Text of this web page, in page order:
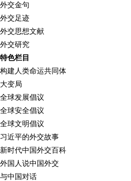
外交金句
外交足迹
外交思想文献
外交研究
特色栏目
构建人类命运共同体
大变局
全球发展倡议
全球安全倡议
全球文明倡议
习近平的外交故事
新时代中国外交百科
外国人说中国外交
与中国对话